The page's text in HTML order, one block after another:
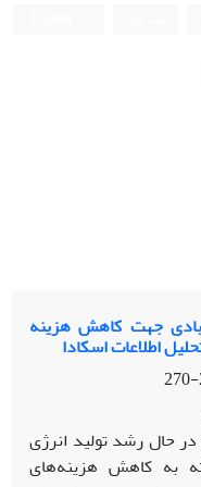
جهت کاهش هزینه
اطلاعات اسکادا
حال رشد تولید انرژی
به کاهش هزینه‌های